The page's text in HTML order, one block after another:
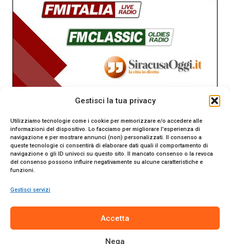
Gestisci la tua privacy
Utilizziamo tecnologie come i cookie per memorizzare e/o accedere alle
informazioni del dispositivo. Lo facciamo per migliorare l'esperienza di
navigazione e per mostrare annunci (non) personalizzati. Il consenso a
queste tecnologie ci consentirà di elaborare dati quali il comportamento di
navigazione o gli ID univoci su questo sito. Il mancato consenso o la revoca
del consenso possono influire negativamente su alcune caratteristiche e
funzioni.
Gestisci servizi
Accetta
Nega
Tribunale di Siracusa. Direttore responsabile Gianni Catania.